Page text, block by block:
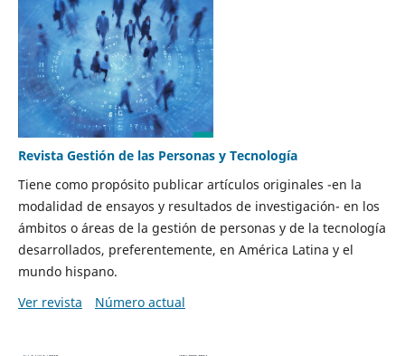
Revista Gestión de las Personas y Tecnología
Tiene como propósito publicar artículos originales -en la
modalidad de ensayos y resultados de investigación- en los
ámbitos o áreas de la gestión de personas y de la tecnología
desarrollados, preferentemente, en América Latina y el
mundo hispano.
Ver revista
Número actual